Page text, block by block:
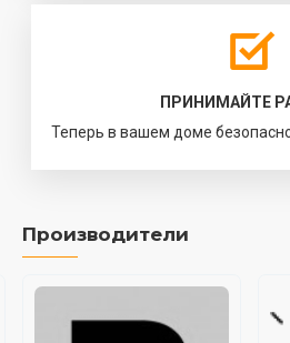
ПРИНИМАЙТЕ
Теперь в вашем доме
Производители